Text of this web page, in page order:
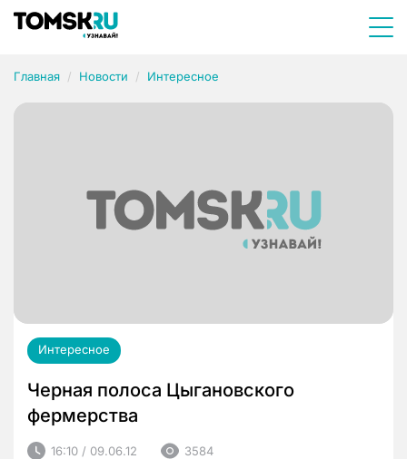
Главная Новости Интересное
Интересное
Черная полоса Цыгановского
фермерства
16:10 / 09.06.12 3584